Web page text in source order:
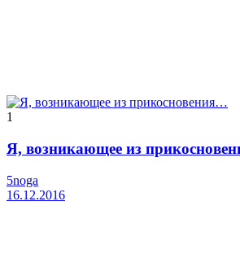
1
Я, возникающее из
5noga
16.12.2016